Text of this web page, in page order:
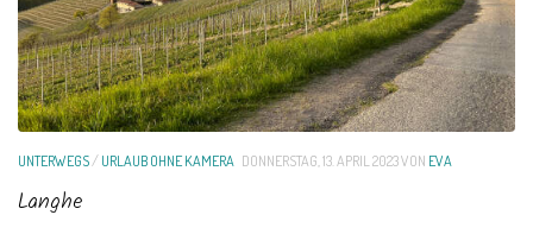
UNTERWEGS/URLAUB OHNE KAMERA DONNERSTAG, 13. APRIL 2023VON EVA
Langhe